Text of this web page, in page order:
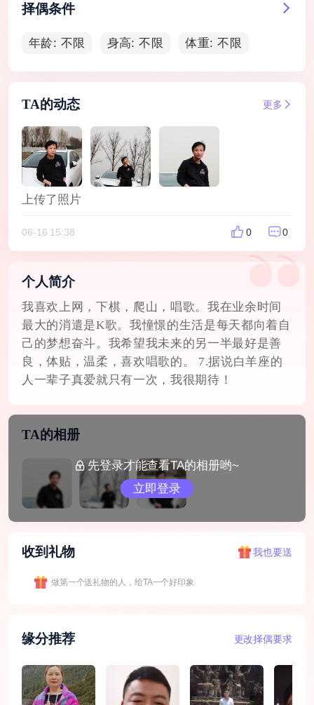
择偶条件
年龄: 不限 身高: 不限 体重: 不限
TA的动态 更多
上传了照片
06-16 15:38 0 0
个人简介
我喜欢上网，下棋，爬山，唱歌。我在业余时间
最大的消遣是K歌。我憧憬的生活是每天都向着自
己的梦想奋斗。我希望我未来的另一半最好是善
良，体贴，温柔，喜欢唱歌的。 7.据说白羊座的
人一辈子真爱就只有一次，我很期待！
TA的相册
先登录才能查看TA的相册哟~
立即登录
收到礼物 我也要送
做第一个送礼物的人，给TA一个好印象
缘分推荐 更改择偶要求